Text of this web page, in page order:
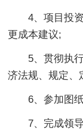
4、项目投资
更成本建议;
5、贯彻执行
济法规、规定、
6、参加图纸
7、完成领导